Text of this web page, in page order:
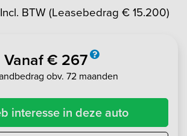
Incl. BTW (Leasebedrag € 15.200)
Vanaf € 267
obv. 72 maanden
interesse in deze auto